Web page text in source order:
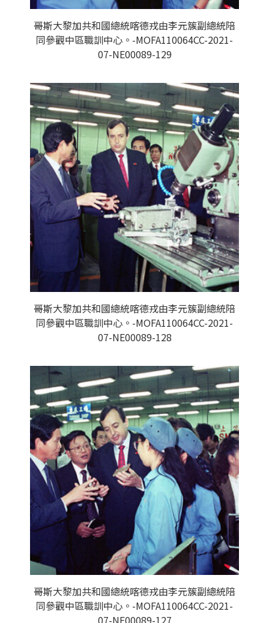
哥斯大黎加共和國總統喀德戎由李元簇副總統陪
同參觀中區職訓中心。-MOFA110064CC-2021-
07-NE00089-129
哥斯大黎加共和國總統喀德戎由李元簇副總統陪
同參觀中區職訓中心。-MOFA110064CC-2021-
07-NE00089-128
哥斯大黎加共和國總統喀德戎由李元簇副總統陪
同參觀中區職訓中心。-MOFA110064CC-2021-
07-NE00089-127